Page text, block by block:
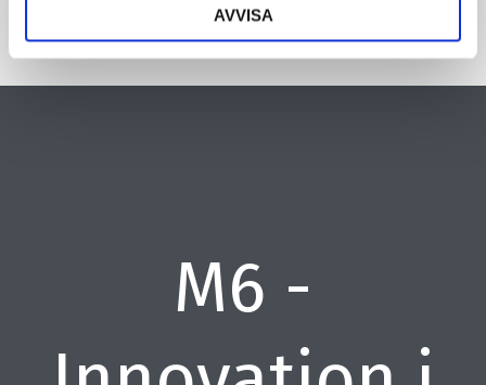
AVVISA
M6 -